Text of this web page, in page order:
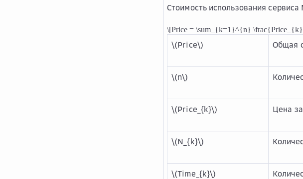
Стоимость использования
\[Price = \sum_{k=1}^{n}
\(Price\) Общая
\(n\)
\(Price_{k}\) Цена
\(N_{k}\)
\(Time_{k}\)